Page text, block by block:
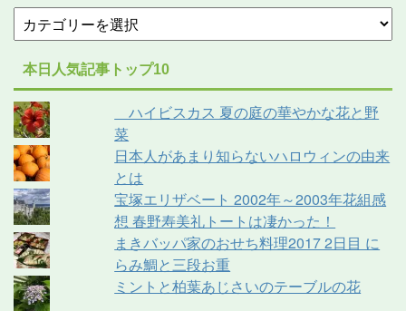
本日人気記事トップ10
ハイビスカス 夏の庭の華やかな花と野
菜
日本人があまり知らないハロウィンの由来
とは
宝塚エリザベート 2002年～2003年花組感
想 春野寿美礼トートは凄かった！
まきバッパ家のおせち料理2017 2日目 に
らみ鯛と三段お重
ミントと柏葉あじさいのテーブルの花